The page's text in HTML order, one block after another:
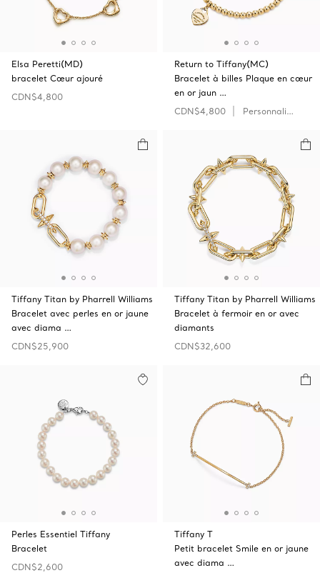
Elsa Peretti(MD)
bracelet Cœur ajouré
CDN$4,800
Return to Tiffany(MC)
Bracelet à billes Plaque en cœur
en or jaun …
CDN$4,800
Personnaliser
Tiffany Titan by Pharrell Williams
Bracelet avec perles en or jaune
avec diama …
CDN$25,900
Tiffany Titan by Pharrell Williams
Bracelet à fermoir en or avec
diamants
CDN$32,600
Perles Essentiel Tiffany
Bracelet
CDN$2,600
Tiffany T
Petit bracelet Smile en or jaune
avec diama …